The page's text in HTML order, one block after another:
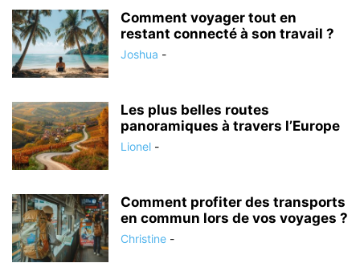
Comment voyager tout en
restant connecté à son travail ?
Joshua -
Les plus belles routes
panoramiques à travers l’Europe
Lionel -
Comment profiter des transports
en commun lors de vos voyages ?
Christine -